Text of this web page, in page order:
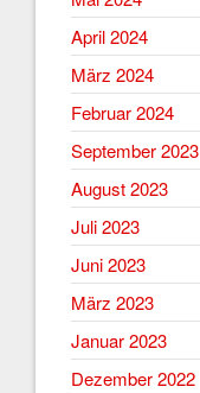
April 2024
März 2024
Februar 2024
September 2023
August 2023
Juli 2023
Juni 2023
März 2023
Januar 2023
Dezember 2022